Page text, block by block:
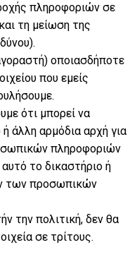
πληροφοριών σε
τη μείωση της
οποιασδήποτε
που εμείς
ότι μπορεί να
άλλη αρμόδια αρχή για
πληροφοριών
το δικαστήριο ή
των προσωπικών
την πολιτική, δεν θα
σε τρίτους.